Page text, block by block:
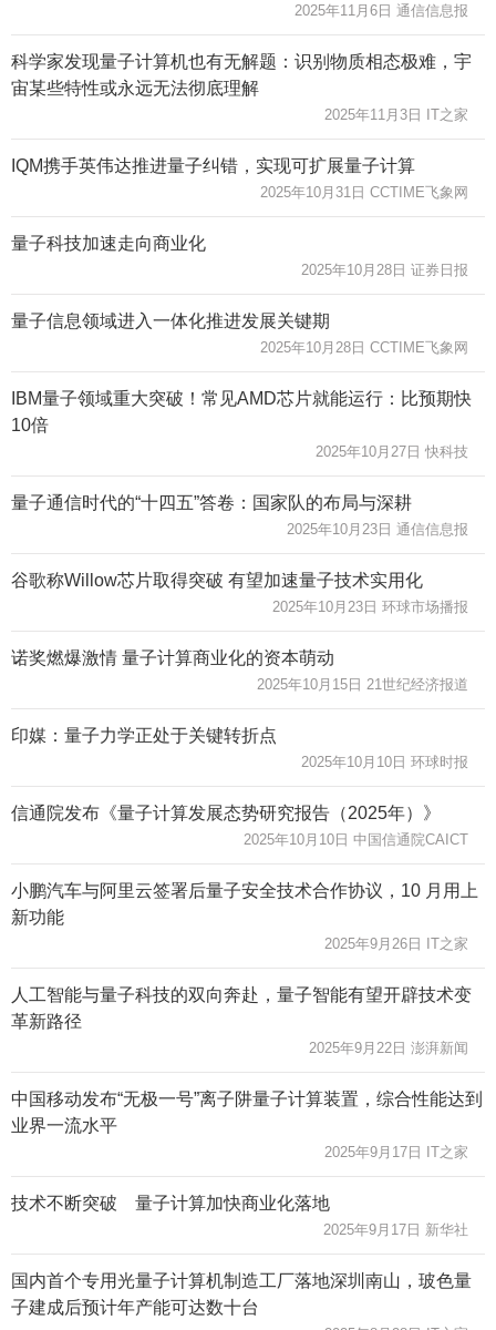
2025年11月6日 通信信息报
科学家发现量子计算机也有无解题：识别物质相态极难，宇
宙某些特性或永远无法彻底理解
2025年11月3日 IT之家
IQM携手英伟达推进量子纠错，实现可扩展量子计算
2025年10月31日 CCTIME飞象网
量子科技加速走向商业化
2025年10月28日 证券日报
量子信息领域进入一体化推进发展关键期
2025年10月28日 CCTIME飞象网
IBM量子领域重大突破！常见AMD芯片就能运行：比预期快
10倍
2025年10月27日 快科技
量子通信时代的“十四五”答卷：国家队的布局与深耕
2025年10月23日 通信信息报
谷歌称Willow芯片取得突破 有望加速量子技术实用化
2025年10月23日 环球市场播报
诺奖燃爆激情 量子计算商业化的资本萌动
2025年10月15日 21世纪经济报道
印媒：量子力学正处于关键转折点
2025年10月10日 环球时报
信通院发布《量子计算发展态势研究报告（2025年）》
2025年10月10日 中国信通院CAICT
小鹏汽车与阿里云签署后量子安全技术合作协议，10 月用上
新功能
2025年9月26日 IT之家
人工智能与量子科技的双向奔赴，量子智能有望开辟技术变
革新路径
2025年9月22日 澎湃新闻
中国移动发布“无极一号”离子阱量子计算装置，综合性能达到
业界一流水平
2025年9月17日 IT之家
技术不断突破 量子计算加快商业化落地
2025年9月17日 新华社
国内首个专用光量子计算机制造工厂落地深圳南山，玻色量
子建成后预计年产能可达数十台